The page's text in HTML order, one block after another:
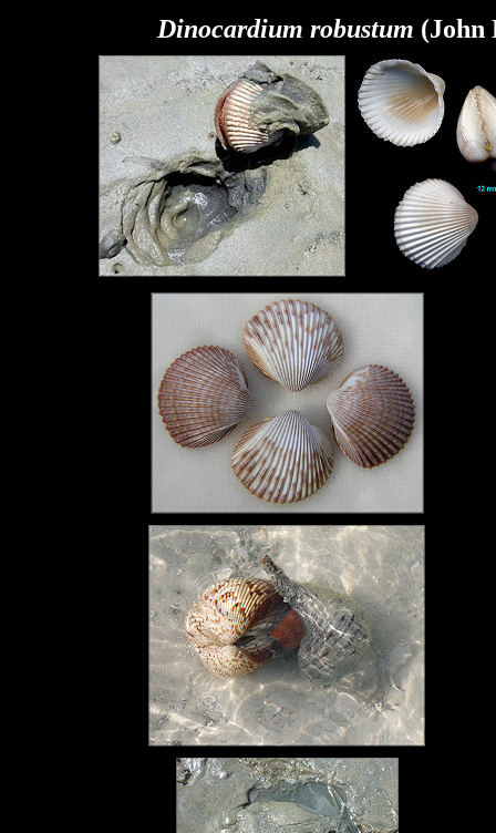
Dinocardium robustum (John